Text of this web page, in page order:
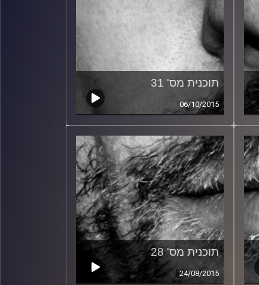
תוכנית מס' 31
06/10/2015
תוכנית מס' 28
24/08/2015